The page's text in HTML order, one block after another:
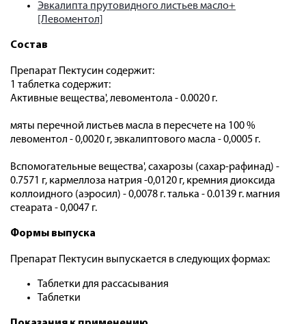
Эвкалипта прутовидного листьев масло+
[Левоментол]
Состав
Препарат Пектусин содержит:
1 таблетка содержит:
Активные вещества', левоментола - 0.0020 г.
мяты перечной листьев масла в пересчете на 100 %
левоментол - 0,0020 г, эвкалиптового масла - 0,0005 г.
Вспомогательные вещества', сахарозы (сахар-рафинад) -
0.7571 г, кармеллоза натрия -0,0120 г, кремния диоксида
коллоидного (аэ­росил) - 0,0078 г. талька - 0.0139 г. магния
стеарата - 0,0047 г.
Формы выпуска
Препарат Пектусин выпускается в следующих формах:
Таблетки для рассасывания
Таблетки